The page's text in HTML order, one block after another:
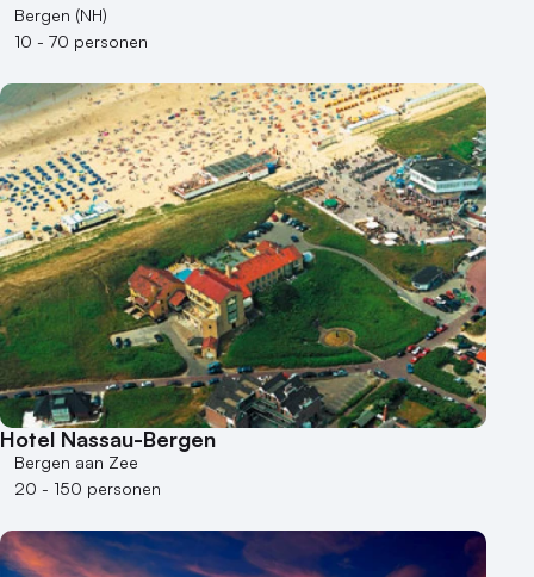
Bergen (NH)
10 - 70 personen
Hotel Nassau-Bergen
Bergen aan Zee
20 - 150 personen